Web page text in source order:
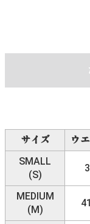
サイズ ウ
SMALL
(S)
MEDIUM
(M)